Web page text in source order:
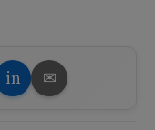
in ✉